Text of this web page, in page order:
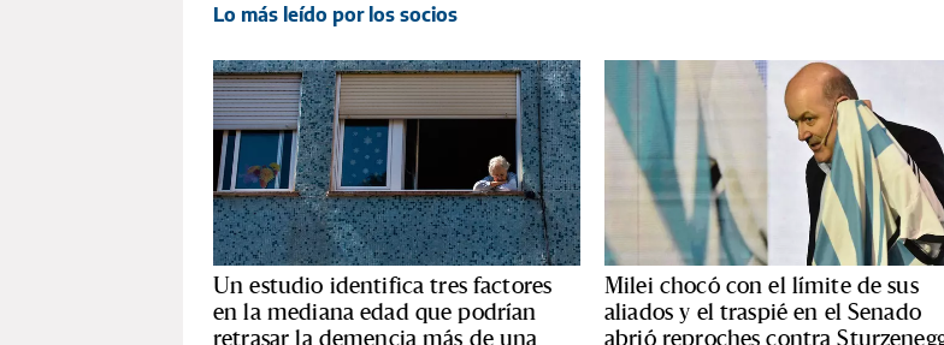
Lo más leído por los socios
Un estudio identifica tres factores
en la mediana edad que podrían
retrasar la demencia más de una
Milei chocó con el límite de sus
aliados y el traspié en el Senado
abrió reproches contra